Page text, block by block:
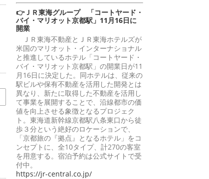
👉ＪＲ東海グループ 「コートヤード・
バイ・マリオット京都駅」11月16日に
開業
ＪＲ東海不動産とＪＲ東海ホテルズが
米国のマリオット・インターナショナル
と推進しているホテル「コートヤード・
バイ・マリオット京都駅」の開業日が11
月16日に決定した。同ホテルは、従来の
駅ビルや保有不動産を活用した開発とは
異なり、新たに取得した不動産を活用し
て事業を展開することで、沿線都市の価
値を向上させる象徴となるプロジェク
ト。東海道新幹線京都駅八条東口から徒
歩３分という絶好のロケーションで、
「京都旅の『拠点』となるホテル」をコ
ンセプトに、全10タイプ、計270の客室
を用意する。宿泊予約は公式サイトで受
付中。
https://jr-central.co.jp/